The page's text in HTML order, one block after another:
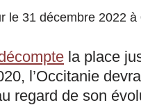
le 31 décembre 2022 à
la place
l’Occitanie
regard de son